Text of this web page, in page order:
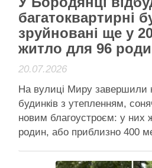
багатоквартирні
зруйновані ще у
житло для 96
20.07.2026
На вулиці Миру завершили
будинків з утепленням,
новим благоустроєм: у них
родин, або приблизно 400
будинків У Бородянці на